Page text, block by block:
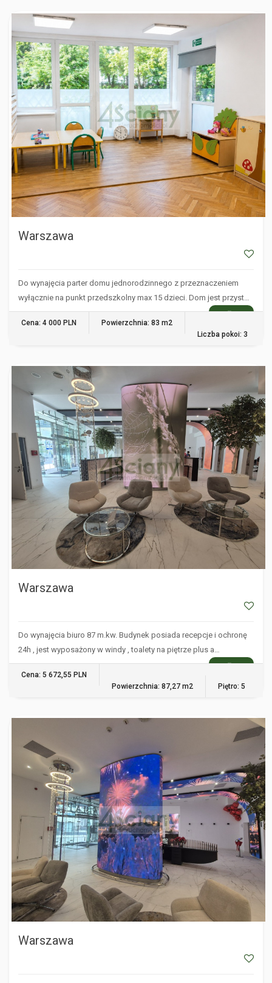
WARSZAWA
Warszawa
Do wynajęcia parter domu jednorodzinnego z przeznaczeniem
wyłącznie na punkt przedszkolny max 15 dzieci. Dom jest przyst…
WIĘCEJ
Cena: 4 000 PLN
Powierzchnia: 83 m2
Liczba pokoi: 3
Warszawa
Do wynajęcia biuro 87 m.kw. Budynek posiada recepcje i ochronę
24h , jest wyposażony w windy , toalety na piętrze plus a…
WIĘCEJ
Cena: 5 672,55 PLN
Powierzchnia: 87,27 m2
Piętro: 5
Warszawa